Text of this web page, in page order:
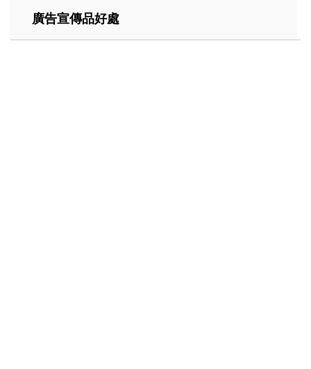
廣告宣傳品好處